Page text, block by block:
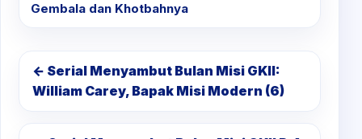
Gembala dan Khotbahnya
← Serial Menyambut Bulan Misi GKII:
William Carey, Bapak Misi Modern (6)